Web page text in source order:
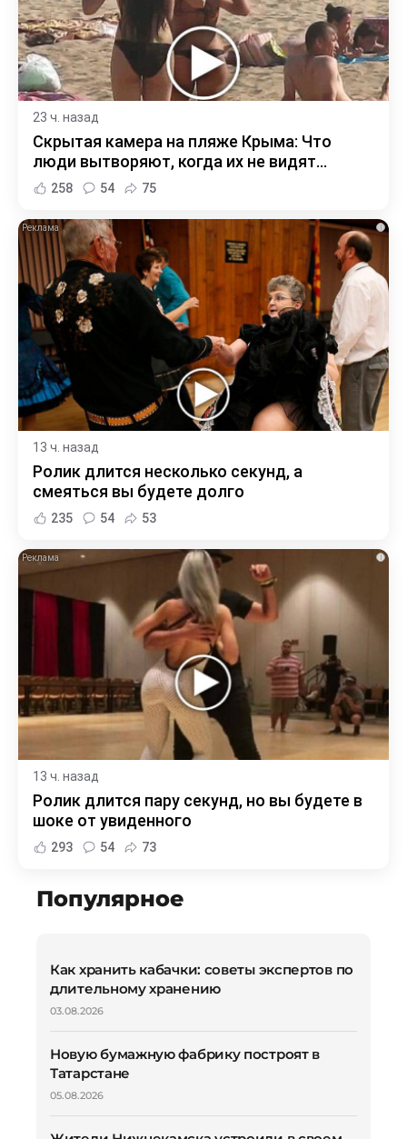
23 ч. назад
Скрытая камера на пляже Крыма: Что
люди вытворяют, когда их не видят...
258 54 75
i
13 ч. назад
Ролик длится несколько секунд, а
смеяться вы будете долго
235 54 53
i
13 ч. назад
Ролик длится пару секунд, но вы будете в
шоке от увиденного
293 54 73
Популярное
Как хранить кабачки: советы экспертов по
длительному хранению
03.08.2026
Новую бумажную фабрику построят в
Татарстане
05.08.2026